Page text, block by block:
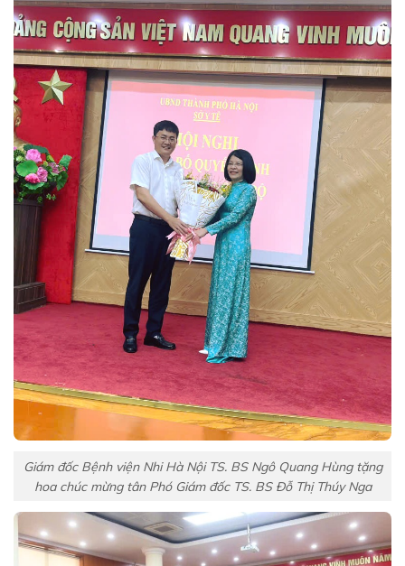
Giám đốc Bệnh viện Nhi Hà Nội TS. BS Ngô Quang Hùng tặng
hoa chúc mừng tân Phó Giám đốc TS. BS Đỗ Thị Thúy Nga